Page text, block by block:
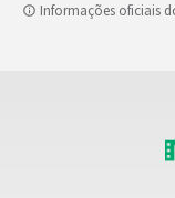
Informações oficiais